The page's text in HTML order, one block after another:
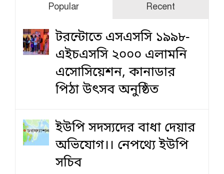
Popular Recent
টরন্টোতে এসএসসি ১৯৯৮-
এইচএসসি ২০০০ এলামনি
এসোসিয়েশন, কানাডার
পিঠা উৎসব অনুষ্ঠিত
ইউপি সদস্যদের বাধা দেয়ার
অভিযোগ।। নেপথ্যে ইউপি
সচিব